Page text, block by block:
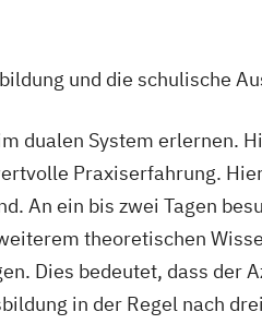
und die schulische
dualen System erlernen.
Praxiserfahrung.
An ein bis zwei Tagen
theoretischen
Dies bedeutet, dass der
in der Regel nach